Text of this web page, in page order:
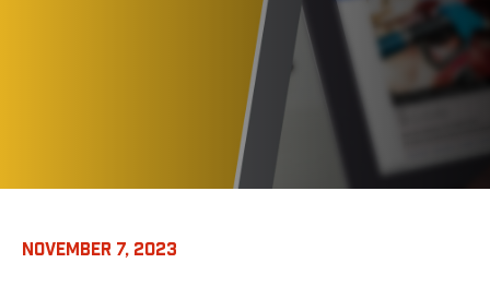
NOVEMBER 7, 2023